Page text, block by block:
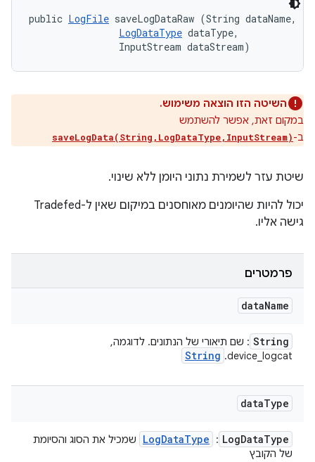
public LogFile saveLogDataRaw (String dataName,
LogDataType dataType,
                InputStream dataStream)
השיטה הזו הוצאה משימוש.
במקום זאת, אפשר להשתמש
ב-saveLogData(String,LogDataType,InputStream)
שיטת עזר לשמירת נתוני היומן ללא שינוי.
יכול להיות שהיומנים מאוחסנים במיקום שאין ל-Tradefed
גישה אליו.
פרמטרים
dataName
String : שם תיאורי של הנתונים. לדוגמה,
device_logcat.
String
dataType
LogDataType
:
LogDataType
שמכיל את הסוג והסיומת
של הקובץ